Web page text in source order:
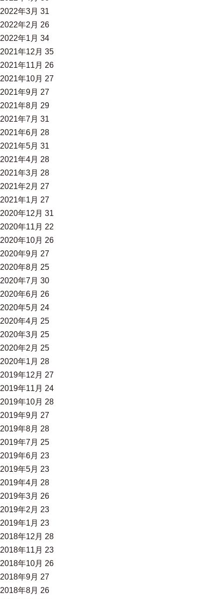
2022年3月 31
2022年2月 26
2022年1月 34
2021年12月 35
2021年11月 26
2021年10月 27
2021年9月 27
2021年8月 29
2021年7月 31
2021年6月 28
2021年5月 31
2021年4月 28
2021年3月 28
2021年2月 27
2021年1月 27
2020年12月 31
2020年11月 22
2020年10月 26
2020年9月 27
2020年8月 25
2020年7月 30
2020年6月 26
2020年5月 24
2020年4月 25
2020年3月 25
2020年2月 25
2020年1月 28
2019年12月 27
2019年11月 24
2019年10月 28
2019年9月 27
2019年8月 28
2019年7月 25
2019年6月 23
2019年5月 23
2019年4月 28
2019年3月 26
2019年2月 23
2019年1月 23
2018年12月 28
2018年11月 23
2018年10月 26
2018年9月 27
2018年8月 26